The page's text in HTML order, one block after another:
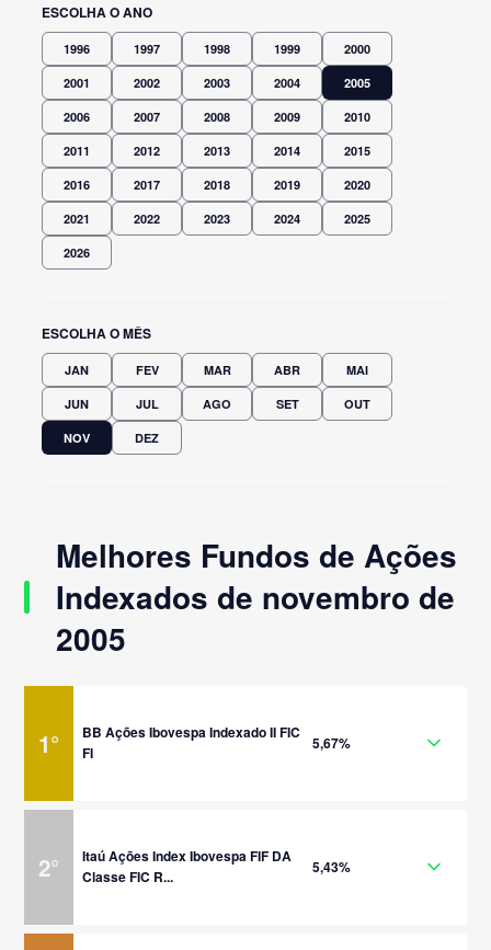
ESCOLHA O ANO
1996 1997 1998 1999 2000
2001 2002 2003 2004 2005
2006 2007 2008 2009 2010
2011 2012 2013 2014 2015
2016 2017 2018 2019 2020
2021 2022 2023 2024 2025
2026
ESCOLHA O MÊS
JAN FEV MAR ABR MAI
JUN JUL AGO SET OUT
NOV DEZ
Melhores Fundos de Ações
Indexados de novembro de
2005
1°
BB Ações Ibovespa Indexado II FIC
FI
5,67%
2°
Itaú Ações Index Ibovespa FIF DA
Classe FIC R...
5,43%